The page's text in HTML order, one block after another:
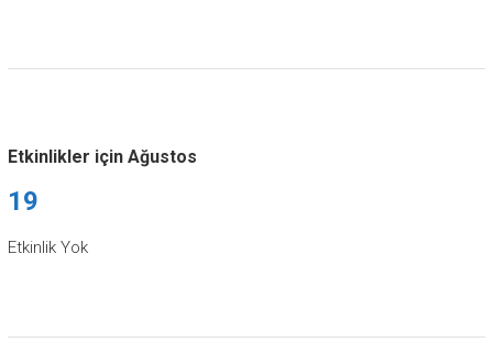
Etkinlikler için Ağustos
19
Etkinlik Yok